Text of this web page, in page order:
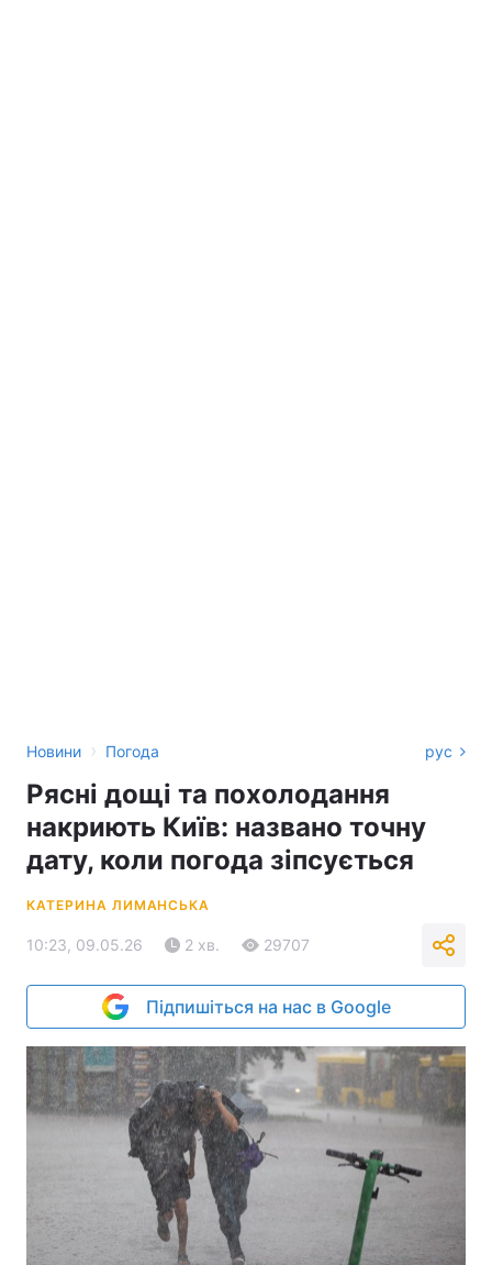
Новини › Погода рус
Рясні дощі та похолодання
накриють Київ: названо точну
дату, коли погода зіпсується
КАТЕРИНА ЛИМАНСЬКА
10:23, 09.05.26 2 хв. 29707
Підпишіться на нас в Google